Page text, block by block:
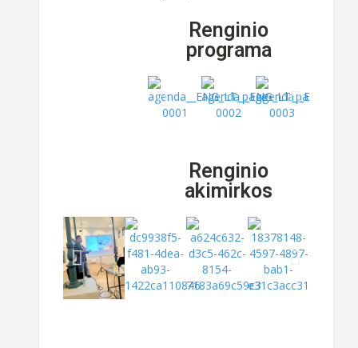
Renginio
programa
Renginio
akimirkos